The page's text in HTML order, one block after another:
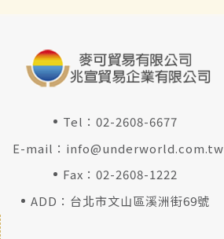
Tel：02-2608-6677
E-mail： info@underworld.com.tw
Fax：02-2608-1222
ADD：台北市文山區溪洲街69號